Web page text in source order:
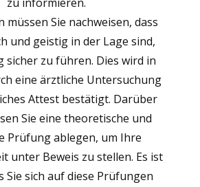
müssen Sie nachweisen, dass
und geistig in der Lage sind,
sicher zu führen. Dies wird in
eine ärztliche Untersuchung
Attest bestätigt. Darüber
Sie eine theoretische und
Prüfung ablegen, um Ihre
unter Beweis zu stellen. Es ist
Sie sich auf diese Prüfungen